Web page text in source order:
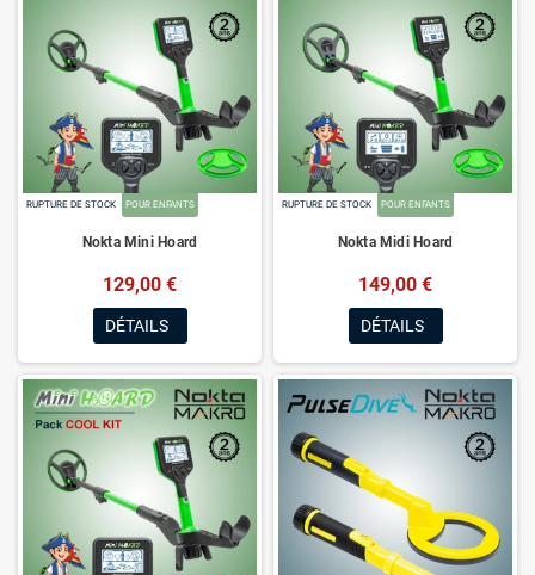
RUPTURE DE STOCK POUR ENFANTS
Nokta Mini Hoard
129,00 €
DÉTAILS
RUPTURE DE STOCK POUR ENFANTS
Nokta Midi Hoard
149,00 €
DÉTAILS